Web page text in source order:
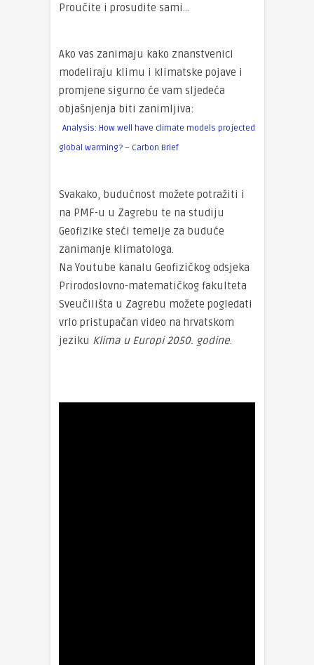
Proučite i prosudite sami…
Ako vas zanimaju kako znanstvenici
modeliraju klimu i klimatske pojave i
promjene sigurno će vam sljedeća
objašnjenja biti zanimljiva:
Analysis: How well have climate models projected
global warming? – Carbon Brief
Svakako, budućnost možete potražiti i
na PMF-u u Zagrebu te na studiju
Geofizike steći temelje za buduće
zanimanje klimatologa.
Na Youtube kanalu Geofizičkog odsjeka
Prirodoslovno-matematičkog fakulteta
Sveučilišta u Zagrebu možete pogledati
vrlo pristupačan video na hrvatskom
jeziku Klima u Europi 2050. godine.